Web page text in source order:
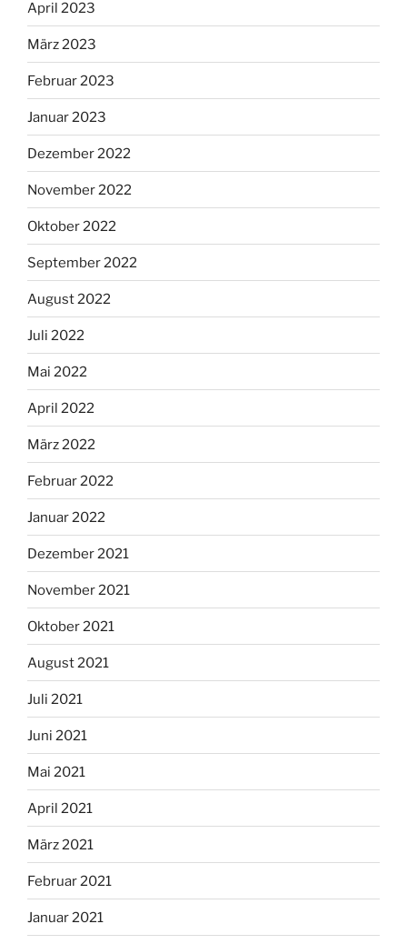
April 2023
März 2023
Februar 2023
Januar 2023
Dezember 2022
November 2022
Oktober 2022
September 2022
August 2022
Juli 2022
Mai 2022
April 2022
März 2022
Februar 2022
Januar 2022
Dezember 2021
November 2021
Oktober 2021
August 2021
Juli 2021
Juni 2021
Mai 2021
April 2021
März 2021
Februar 2021
Januar 2021